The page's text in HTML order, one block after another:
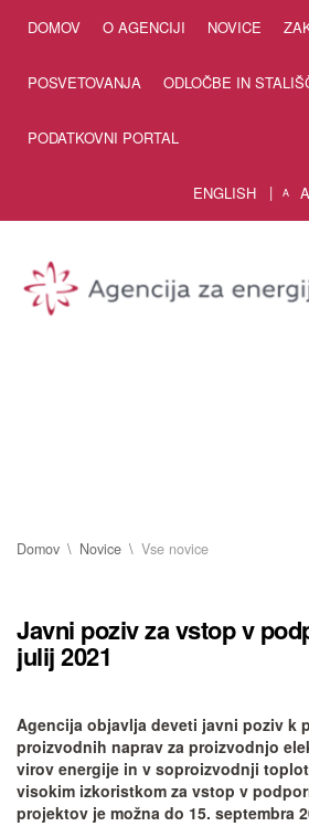
DOMOV O AGENCIJI NOVICE
POSVETOVANJA ODLOČBE IN
PODATKOVNI PORTAL
ENGLISH A A
Domov Novice Vse novice
Javni poziv za vstop v
julij 2021
Agencija objavlja deveti javni poziv k
proizvodnih naprav za proizvodnjo
virov energije in v soproizvodnji
visokim izkoristkom za vstop v
projektov je možna do 15. septembra